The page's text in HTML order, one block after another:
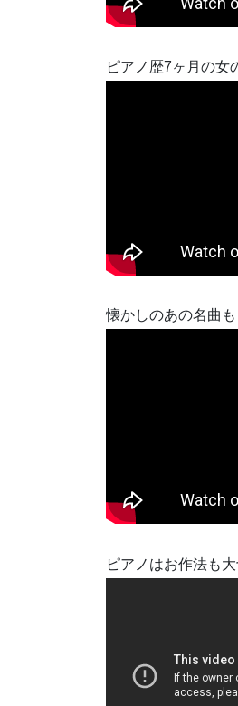
ピアノ歴7ヶ月の女
懐かしのあの名曲も
ピアノはお作法も大